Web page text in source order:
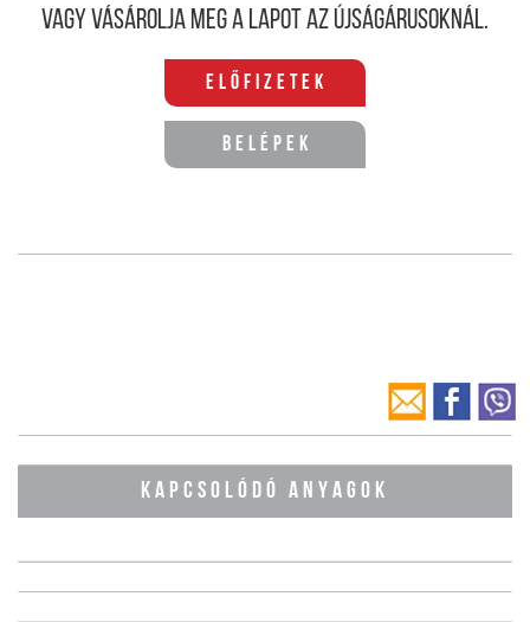
Vagy vásárolja meg a lapot az újságárusoknál.
Előfizetek
Belépek
KAPCSOLÓDÓ ANYAGOK